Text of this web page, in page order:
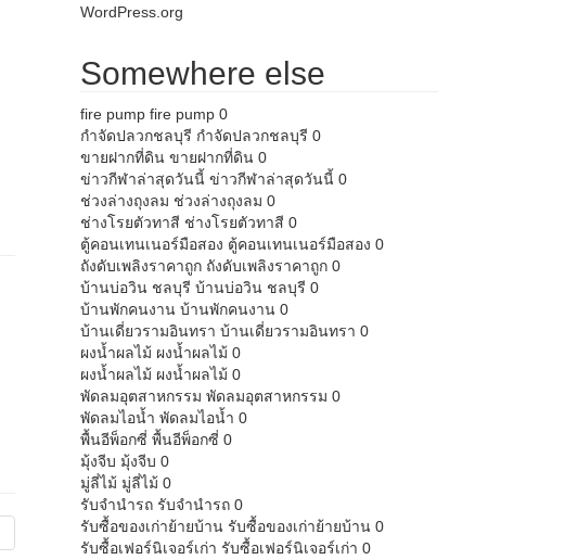
WordPress.org
Somewhere else
fire pump fire pump 0
กำจัดปลวกชลบุรี กำจัดปลวกชลบุรี 0
ขายฝากที่ดิน ขายฝากที่ดิน 0
ข่าวกีฬาล่าสุดวันนี้ ข่าวกีฬาล่าสุดวันนี้ 0
ช่วงล่างถุงลม ช่วงล่างถุงลม 0
ช่างโรยตัวทาสี ช่างโรยตัวทาสี 0
ตู้คอนเทนเนอร์มือสอง ตู้คอนเทนเนอร์มือสอง 0
ถังดับเพลิงราคาถูก ถังดับเพลิงราคาถูก 0
บ้านบ่อวิน ชลบุรี บ้านบ่อวิน ชลบุรี 0
บ้านพักคนงาน บ้านพักคนงาน 0
บ้านเดี่ยวรามอินทรา บ้านเดี่ยวรามอินทรา 0
ผงน้ำผลไม้ ผงน้ำผลไม้ 0
ผงน้ำผลไม้ ผงน้ำผลไม้ 0
พัดลมอุตสาหกรรม พัดลมอุตสาหกรรม 0
พัดลมไอน้ำ พัดลมไอน้ำ 0
พื้นอีพ็อกซี่ พื้นอีพ็อกซี่ 0
มุ้งจีบ มุ้งจีบ 0
มู่ลี่ไม้ มู่ลี่ไม้ 0
รับจำนำรถ รับจำนำรถ 0
รับซื้อของเก่าย้ายบ้าน รับซื้อของเก่าย้ายบ้าน 0
รับซื้อเฟอร์นิเจอร์เก่า รับซื้อเฟอร์นิเจอร์เก่า 0